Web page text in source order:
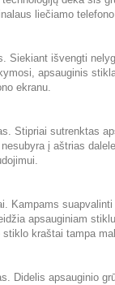
liečiamo
Siekiant išvengti
apsauginis
ekranu.
Stipriai sutrenktas
į aštrias
Kampams
apsauginiam
stiklo kraštai tampa
Didelis apsauginio